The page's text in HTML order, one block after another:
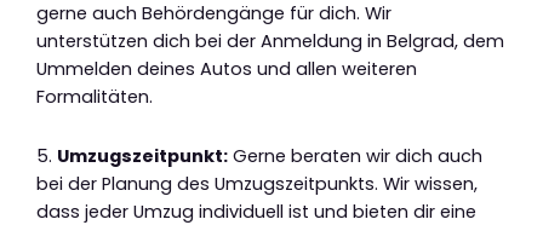
gerne auch Behördengänge für dich. Wir
unterstützen dich bei der Anmeldung in Belgrad, dem
Ummelden deines Autos und allen weiteren
Formalitäten.
5. Umzugszeitpunkt: Gerne beraten wir dich auch
bei der Planung des Umzugszeitpunkts. Wir wissen,
dass jeder Umzug individuell ist und bieten dir eine